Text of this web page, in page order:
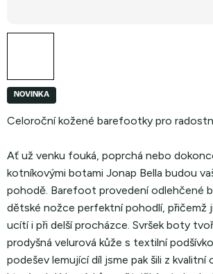
NOVINKA
Celoroční kožené barefootky pro
Ať už venku fouká, poprchá nebo
kotníkovými botami Jonap Bella budou
pohodě. Barefoot provedení odlehčené
dětské nožce perfektní pohodlí, přičemž
ucítí i při delší procházce. Svršek boty
prodyšná velurová kůže s textilní
podešev lemující díl jsme pak šili z kvalitní